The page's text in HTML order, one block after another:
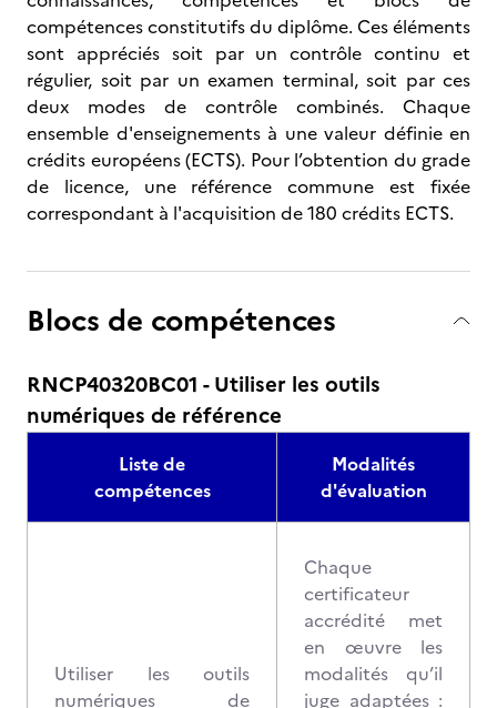
compétences constitutifs du diplôme. Ces éléments
sont appréciés soit par un contrôle continu et
régulier, soit par un examen terminal, soit par ces
deux modes de contrôle combinés. Chaque
ensemble d'enseignements à une valeur définie en
crédits européens (ECTS). Pour l’obtention du grade
de licence, une référence commune est fixée
correspondant à l'acquisition de 180 crédits ECTS.
Blocs de compétences
RNCP40320BC01 - Utiliser les outils
numériques de référence
Liste de
compétences
Modalités
d'évaluation
Utiliser les outils
numériques de
Chaque
certificateur
accrédité met
en œuvre les
modalités qu’il
juge adaptées :